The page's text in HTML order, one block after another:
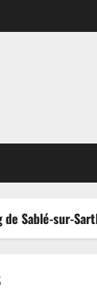
Sablé-sur-Sarthe